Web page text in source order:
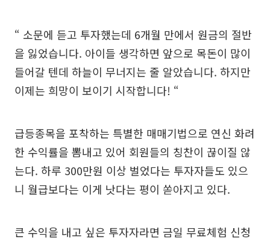
“ 소문에 듣고 투자했는데 6개월 만에서 원금의 절반
을 잃었습니다. 아이들 생각하면 앞으로 목돈이 많이
들어갈 텐데 하늘이 무너지는 줄 알았습니다. 하지만
이제는 희망이 보이기 시작합니다! “
급등종목을 포착하는 특별한 매매기법으로 연신 화려
한 수익률을 뽐내고 있어 회원들의 칭찬이 끊이질 않
는다. 하루 300만원 이상 벌었다는 투자자들도 있으
니 월급보다는 이게 낫다는 평이 쏟아지고 있다.
큰 수익을 내고 싶은 투자자라면 금일 무료체험 신청